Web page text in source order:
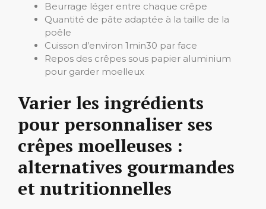
Beurrage léger entre chaque crêpe
Quantité de pâte adaptée à la taille de la
poêle
Cuisson d’environ 1min30 par face
Repos des crêpes sous papier aluminium
pour garder moelleux
Varier les ingrédients
pour personnaliser ses
crêpes moelleuses :
alternatives gourmandes
et nutritionnelles